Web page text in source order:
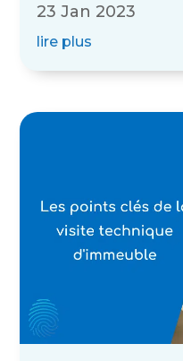
23 Jan 2023
lire plus